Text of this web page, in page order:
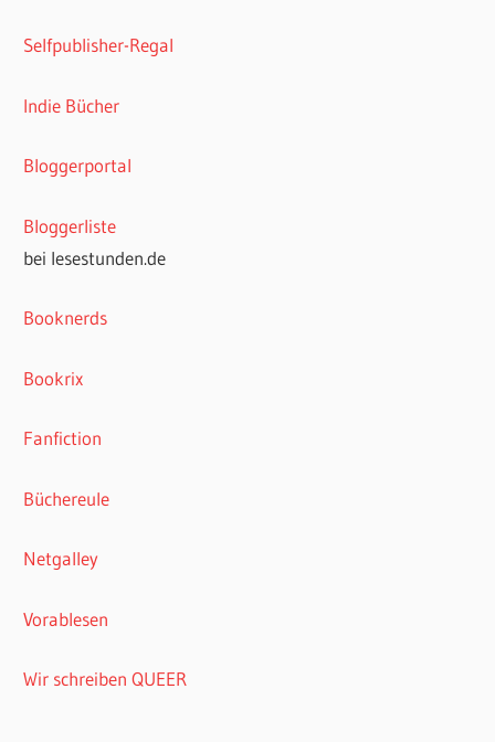
Selfpublisher-Regal
Indie Bücher
Bloggerportal
Bloggerliste
bei lesestunden.de
Booknerds
Bookrix
Fanfiction
Büchereule
Netgalley
Vorablesen
Wir schreiben QUEER